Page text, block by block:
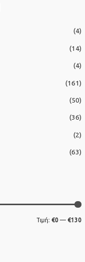
(4)
(14)
(4)
(161)
(50)
(36)
(2)
(63)
Ε
Τιμή: €0— €130